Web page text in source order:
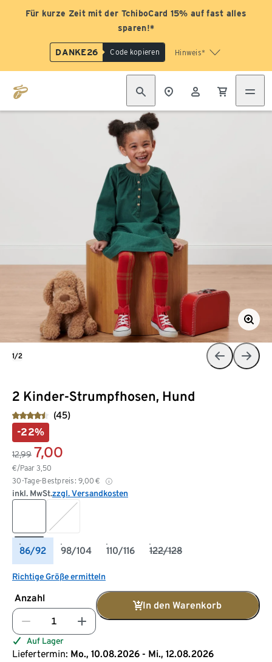
Für kurze Zeit mit der TchiboCard 15% auf fast alles
sparen!*
DANKE26 Code kopieren Hinweis*
2 Kinder-Strumpfhosen, Hund
(45)
-22%
12,99 7,00
€/Paar 3,50
30-Tage-Bestpreis: 9,00 €
inkl. MwSt.zzgl. Versandkosten
86/92 98/104 110/116 122/128
Richtige Größe ermitteln
Anzahl
In den Warenkorb
Auf Lager
Liefertermin: Mo., 10.08.2026 - Mi., 12.08.2026
1/2